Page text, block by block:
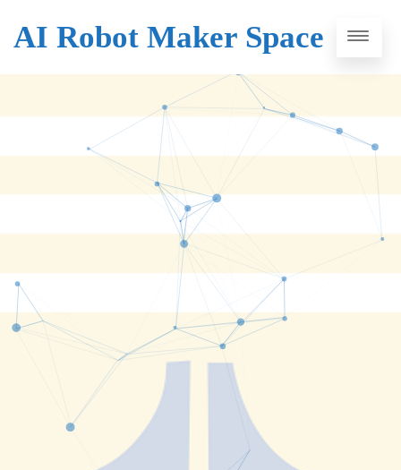
AI Robot Maker Space